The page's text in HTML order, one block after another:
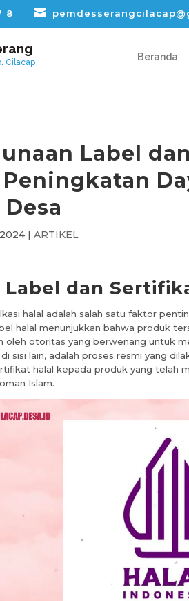
8
Cilacap Beranda
Label
Desa
| ARTIKEL
dan
halal adalah salah satu faktor
halal menunjukkan bahwa produk
oleh otoritas yang berwenang untuk
sisi lain, adalah proses resmi yang
halal kepada produk yang telah
Islam.